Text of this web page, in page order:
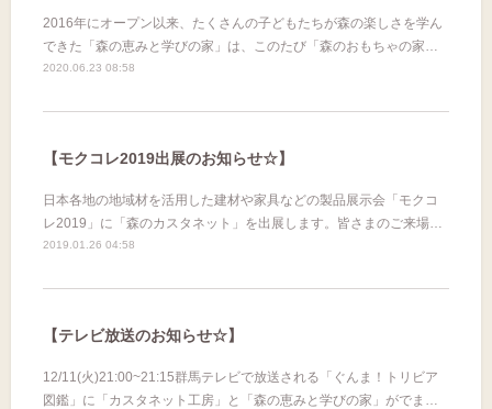
2016年にオープン以来、たくさんの子どもたちが森の楽しさを学ん
できた「森の恵みと学びの家」は、このたび「森のおもちゃの家…
2020.06.23 08:58
【モクコレ2019出展のお知らせ☆】
日本各地の地域材を活用した建材や家具などの製品展示会「モクコ
レ2019」に「森のカスタネット」を出展します。皆さまのご来場…
2019.01.26 04:58
【テレビ放送のお知らせ☆】
12/11(火)21:00~21:15群馬テレビで放送される「ぐんま！トリビア
図鑑」に「カスタネット工房」と「森の恵みと学びの家」がでま…